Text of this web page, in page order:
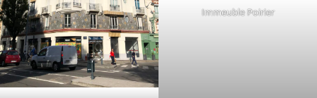
Immeuble Poirier